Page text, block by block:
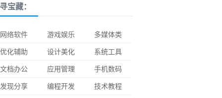
宝藏：
网络软件 游戏娱乐
多媒体类
优化辅助
设计美化
系统工具
文档办公
应用管理
手机数码
发现分享
编程开发
技术教程